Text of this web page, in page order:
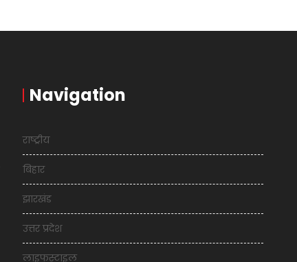
Navigation
राष्ट्रीय
बिहार
झारखंड
उत्तर प्रदेश
लाइफस्टाइल